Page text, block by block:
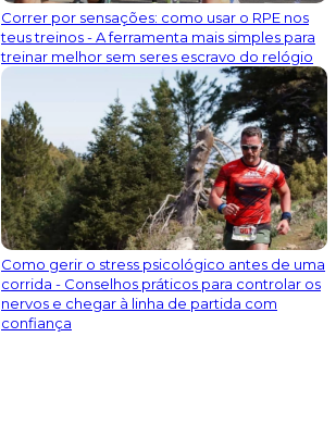
Correr por sensações: como usar o RPE nos
teus treinos - A ferramenta mais simples para
treinar melhor sem seres escravo do relógio
Como gerir o stress psicológico antes de uma
corrida - Conselhos práticos para controlar os
nervos e chegar à linha de partida com
confiança